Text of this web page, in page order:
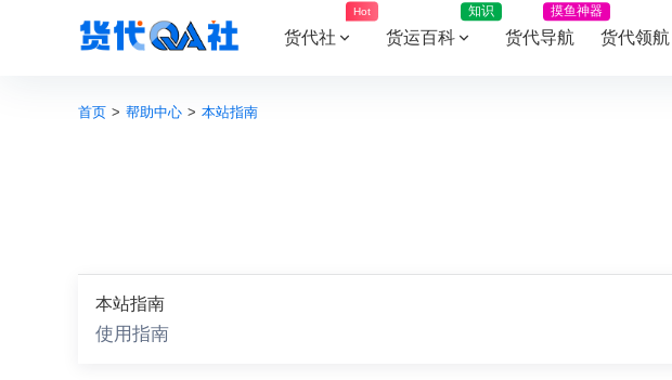
货代社
Hot
货运百科
知识
货代导航
摸鱼神器
货代领航
首页 > 帮助中心 > 本站指南
本站指南
使用指南